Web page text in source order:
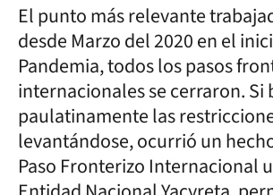
El punto más relevante
desde Marzo del 2020 en el
Pandemia, todos los pasos
internacionales se cerraron. Si
paulatinamente las
levantándose, ocurrió un
Paso Fronterizo Internacional